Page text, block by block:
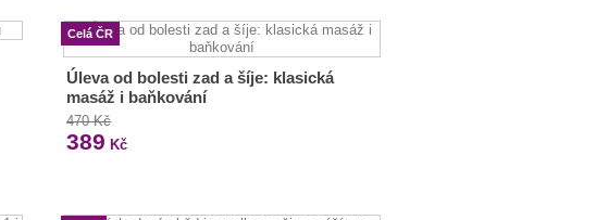
Celá ČR
Úleva od bolesti zad a šíje: klasická
masáž i baňkování
470 Kč
389 Kč